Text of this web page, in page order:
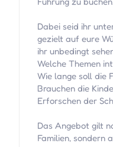
Dabei seid ihr
gezielt auf eure
ihr unbedingt
Welche Themen
Wie lange soll die
Brauchen die
Erforschen der
Das Angebot gilt
Familien, sondern